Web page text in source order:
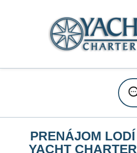
PRENÁJOM LODÍ
YACHT CHARTER